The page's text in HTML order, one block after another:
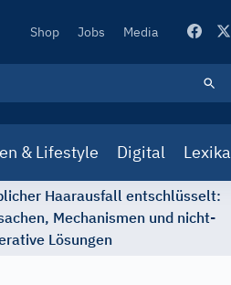
Secondary
Shop Jobs Media
& Lifestyle Digital Lexika
Haarausfall entschlüsselt:
Mechanismen und nicht-
Lösungen